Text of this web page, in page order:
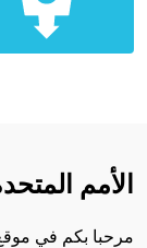
الأمم
مرحبا بكم في